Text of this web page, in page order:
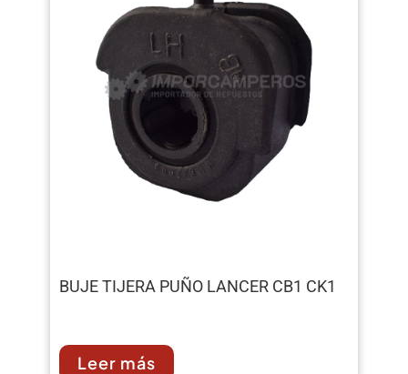
BUJE TIJERA PUÑO LANCER CB1 CK1
Leer más